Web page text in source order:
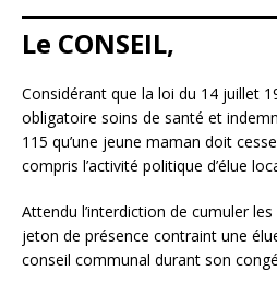
Le CONSEIL,
Considérant que la loi du 14 juillet
obligatoire soins de santé et
115 qu’une jeune maman doit
compris l’activité politique d’élue
Attendu l’interdiction de cumuler les
jeton de présence contraint une
conseil communal durant son